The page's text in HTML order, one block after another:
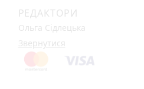
РЕДАКТОРИ
Ольга Сідлецька
Звернутися